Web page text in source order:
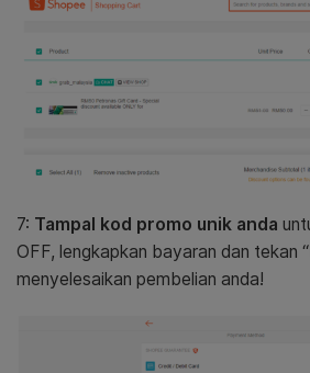
7: Tampal kod promo unik anda
OFF, lengkapkan bayaran dan tekan
menyelesaikan pembelian anda!